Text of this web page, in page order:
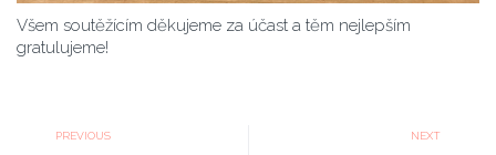
Všem soutěžícím děkujeme za účast a těm nejlepším
gratulujeme!
PREVIOUS NEXT